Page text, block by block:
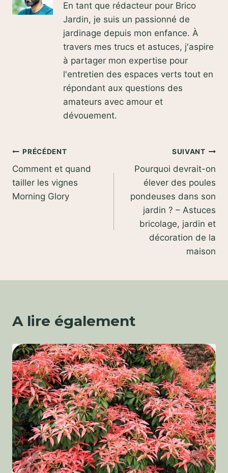
En tant que rédacteur pour Brico
Jardin, je suis un passionné de
jardinage depuis mon enfance. À
travers mes trucs et astuces, j'aspire
à partager mon expertise pour
l'entretien des espaces verts tout en
répondant aux questions des
amateurs avec amour et
dévouement.
Navigation
de
l’article
PRÉCÉDENT
Comment et quand
tailler les vignes
Morning Glory
SUIVANT
Pourquoi devrait-on
élever des poules
pondeuses dans son
jardin ? – Astuces
bricolage, jardin et
décoration de la
maison
A lire également